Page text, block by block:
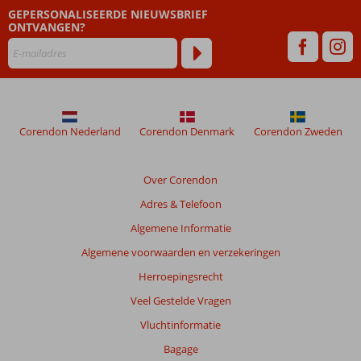
na
hun
verblijf
in
Panoramisch
Anatolië
GEPERSONALISEERDE NIEUWSBRIEF
ONTVANGEN?
Over Corendon
Adres & Telefoon
Algemene Informatie
Algemene voorwaarden en verzekeringen
Herroepingsrecht
Veel Gestelde Vragen
Vluchtinformatie
Bagage
Corendon Nederland Corendon Denmark Corendon Zweden